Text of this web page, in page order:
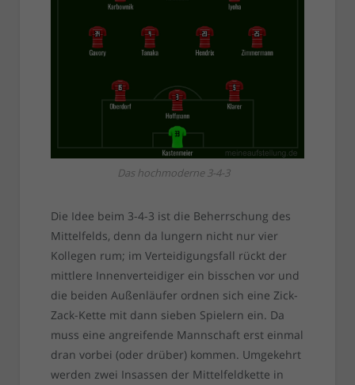
Das hochmoderne 3-4-3
Die Idee beim 3-4-3 ist die Beherrschung des
Mittelfelds, denn da lungern nicht nur vier
Kollegen rum; im Verteidigungsfall rückt der
mittlere Innenverteidiger ein bisschen vor und
die beiden Außenläufer ordnen sich eine Zick-
Zack-Kette mit dann sieben Spielern ein. Da
muss eine angreifende Mannschaft erst einmal
dran vorbei (oder drüber) kommen. Umgekehrt
werden zwei Insassen der Mittelfeldkette in